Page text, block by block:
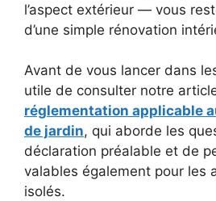
l’aspect extérieur — vous
d’une simple rénovation
Avant de vous lancer dans
utile de consulter notre
réglementation applicable
de jardin, qui aborde les
déclaration préalable et de
valables également pour les
isolés.